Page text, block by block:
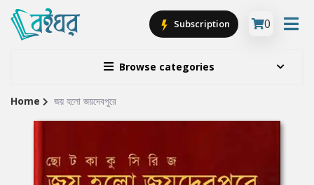
Browse categories
Subscription 0
Site
Home জয় হলো জয়দেবপুরে